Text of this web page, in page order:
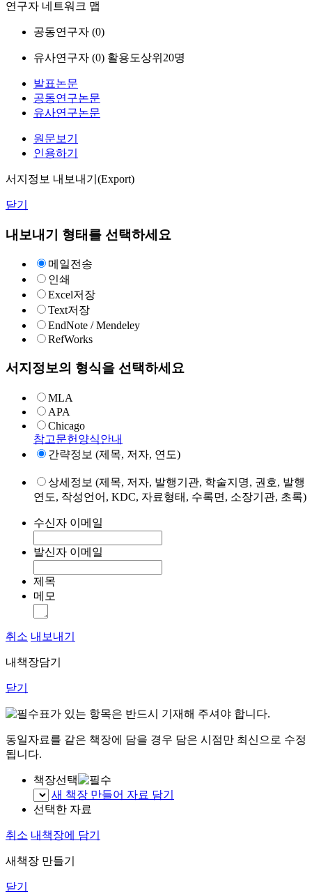
연구자 네트워크 맵
공동연구자 (0)
유사연구자 (0) 활용도상위20명
발표논문
공동연구논문
유사연구논문
원문보기
인용하기
서지정보 내보내기(Export)
닫기
내보내기 형태를 선택하세요
메일전송
인쇄
Excel저장
Text저장
EndNote / Mendeley
RefWorks
서지정보의 형식을 선택하세요
MLA
APA
Chicago
참고문헌양식안내
간략정보 (제목, 저자, 연도)
상세정보 (제목, 저자, 발행기관, 학술지명, 권호, 발행
연도, 작성언어, KDC, 자료형태, 수록면, 소장기관, 초록)
수신자 이메일
발신자 이메일
제목
메모
취소 내보내기
내책장담기
닫기
표가 있는 항목은 반드시 기재해 주셔야 합니다.
동일자료를 같은 책장에 담을 경우 담은 시점만 최신으로 수정
됩니다.
책장선택
새 책장 만들어 자료 담기
선택한 자료
취소 내책장에 담기
새책장 만들기
닫기